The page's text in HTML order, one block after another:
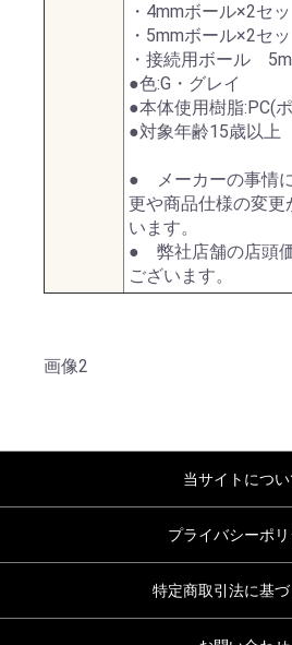
・4mmボール×2セッ
・5mmボール×2セッ
・接続用ボール
●色:G・グレイ
●本体使用樹脂:PC(
●対象年齢15歳以上
● メーカーの事情
更や商品仕様の変更
います。
● 弊社店舗の店頭
ございます。
画像2
当サイトについ
プライバシーポ
特定商取引法に基